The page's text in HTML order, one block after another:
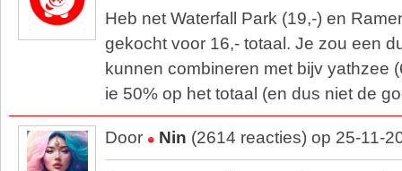
Heb net Waterfall Park (19,-) en
gekocht voor 16,- totaal. Je zou een
kunnen combineren met bijv yathzee
ie 50% op het totaal (en dus niet de
Door Nin (2614 reacties) op 25-11-